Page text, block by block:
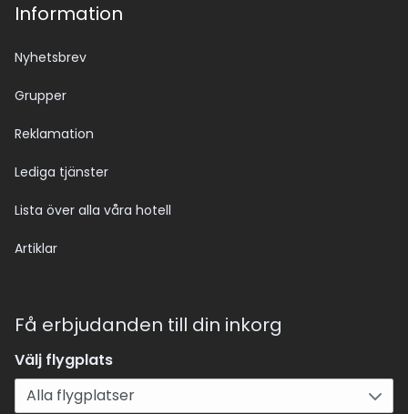
Information
Nyhetsbrev
Grupper
Reklamation
Lediga tjänster
Lista över alla våra hotell
Artiklar
Få erbjudanden till din inkorg
Välj flygplats